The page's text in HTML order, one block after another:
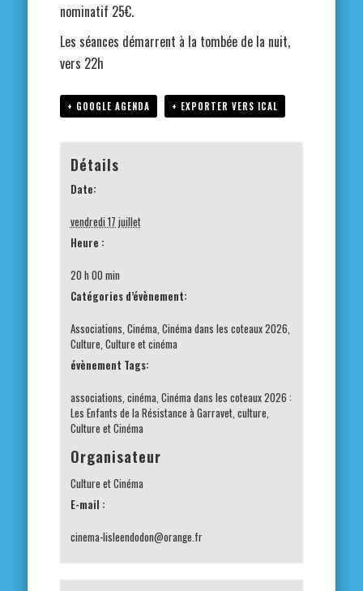
nominatif 25€.
Les séances démarrent à la tombée de la nuit,
vers 22h
+ GOOGLE AGENDA + EXPORTER VERS ICAL
Détails
Date:
vendredi 17 juillet
Heure :
20 h 00 min
Catégories d’évènement:
Associations Cinéma Cinéma dans les coteaux 2026
Culture Culture et cinéma
évènement Tags:
associations cinéma Cinéma dans les coteaux 2026 :
Les Enfants de la Résistance à Garravet, culture
Culture et Cinéma
Organisateur
Culture et Cinéma
E-mail :
cinema-lisleendodon@orange.fr